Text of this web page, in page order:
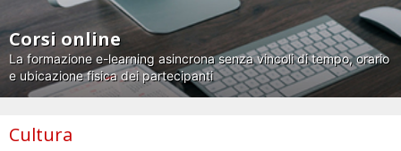
Corsi online
La formazione e-learning asincrona senza vincoli di tempo, orario
e ubicazione fisica dei partecipanti
Cultura